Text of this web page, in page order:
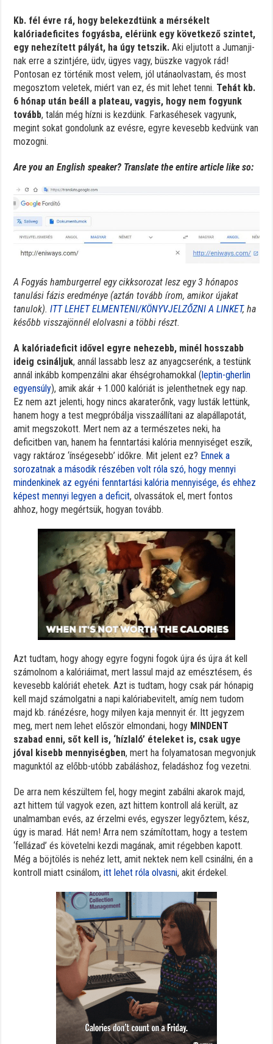
Kb. fél évre rá, hogy belekezdtünk a mérsékelt
kalóriadeficites fogyásba, elérünk egy következő szintet,
egy nehezített pályát, ha úgy tetszik. Aki eljutott a Jumanji-
nak erre a szintjére, üdv, ügyes vagy, büszke vagyok rád!
Pontosan ez történik most velem, jól utánaolvastam, és most
megosztom veletek, miért van ez, és mit lehet tenni. Tehát kb.
6 hónap után beáll a plateau, vagyis, hogy nem fogyunk
tovább, talán még hízni is kezdünk. Farkaséhesek vagyunk,
megint sokat gondolunk az evésre, egyre kevesebb kedvünk van
mozogni.
Are you an English speaker? Translate the entire article like so:
A Fogyás hamburgerrel egy cikksorozat lesz egy 3 hónapos
tanulási fázis eredménye (aztán tovább írom, amikor újakat
tanulok).ITT LEHET ELMENTENI/KÖNYVJELZŐZNI A LINKET, ha
később visszajönnél elolvasni a többi részt.
A kalóriadeficit idővel egyre nehezebb, minél hosszabb
ideig csináljuk, annál lassabb lesz az anyagcserénk, a testünk
annál inkább kompenzálni akar éhségrohamokkal (leptin-gherlin
egyensúly), amik akár + 1.000 kalóriát is jelenthetnek egy nap.
Ez nem azt jelenti, hogy nincs akaraterőnk, vagy lusták lettünk,
hanem hogy a test megpróbálja visszaállítani az alapállapotát,
amit megszokott. Mert nem az a természetes neki, ha
deficitben van, hanem ha fenntartási kalória mennyiséget eszik,
vagy raktároz ‘ínségesebb’ időkre. Mit jelent ez? Ennek a
sorozatnak a második részében volt róla szó, hogy mennyi
mindenkinek az egyéni fenntartási kalória mennyisége, és ehhez
képest mennyi legyen a deficit, olvassátok el, mert fontos
ahhoz, hogy megértsük, hogyan tovább.
Azt tudtam, hogy ahogy egyre fogyni fogok újra és újra át kell
számolnom a kalóriáimat, mert lassul majd az emésztésem, és
kevesebb kalóriát ehetek. Azt is tudtam, hogy csak pár hónapig
kell majd számolgatni a napi kalóriabevitelt, amíg nem tudom
majd kb. ránézésre, hogy milyen kaja mennyit ér. Itt jegyzem
meg, mert nem lehet először elmondani, hogy MINDENT
szabad enni, sőt kell is, ‘hízlaló’ ételeket is, csak ugye
jóval kisebb mennyiségben, mert ha folyamatosan megvonjuk
magunktól az előbb-utóbb zabáláshoz, feladáshoz fog vezetni.
De arra nem készültem fel, hogy megint zabálni akarok majd,
azt hittem túl vagyok ezen, azt hittem kontroll alá került, az
unalmamban evés, az érzelmi evés, egyszer legyőztem, kész,
úgy is marad. Hát nem! Arra nem számítottam, hogy a testem
‘fellázad’ és követelni kezdi magának, amit régebben kapott.
Még a böjtölés is nehéz lett, amit nektek nem kell csinálni, én a
kontroll miatt csinálom, itt lehet róla olvasni, akit érdekel.